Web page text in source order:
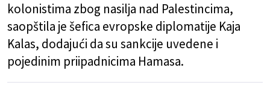
kolonistima zbog nasilja nad Palestincima,
saopštila je šefica evropske diplomatije Kaja
Kalas, dodajući da su sankcije uvedene i
pojedinim priipadnicima Hamasa.